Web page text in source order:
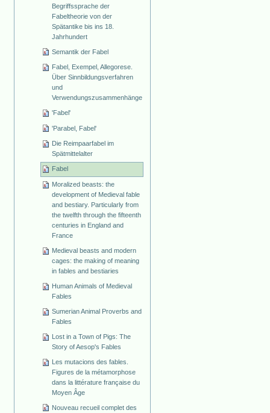
Begriffssprache der
Fabeltheorie von der
Spätantike bis ins 18.
Jahrhundert
Semantik der Fabel
Fabel, Exempel, Allegorese.
Über Sinnbildungsverfahren
und
Verwendungszusammenhänge
'Fabel'
'Parabel, Fabel'
Die Reimpaarfabel im
Spätmittelalter
Fabel
Moralized beasts: the
development of Medieval fable
and bestiary. Particularly from
the twelfth through the fifteenth
centuries in England and
France
Medieval beasts and modern
cages: the making of meaning
in fables and bestiaries
Human Animals of Medieval
Fables
Sumerian Animal Proverbs and
Fables
Lost in a Town of Pigs: The
Story of Aesop's Fables
Les mutacions des fables.
Figures de la métamorphose
dans la littérature française du
Moyen Âge
Nouveau recueil complet des